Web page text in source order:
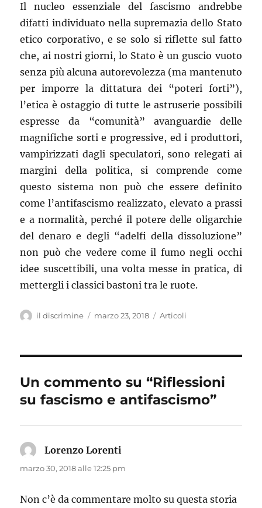
Il nucleo essenziale del fascismo andrebbe
difatti individuato nella supremazia dello Stato
etico corporativo, e se solo si riflette sul fatto
che, ai nostri giorni, lo Stato è un guscio vuoto
senza più alcuna autorevolezza (ma mantenuto
per imporre la dittatura dei “poteri forti”),
l’etica è ostaggio di tutte le astruserie possibili
espresse da “comunità” avanguardie delle
magnifiche sorti e progressive, ed i produttori,
vampirizzati dagli speculatori, sono relegati ai
margini della politica, si comprende come
questo sistema non può che essere definito
come l’antifascismo realizzato, elevato a prassi
e a normalità, perché il potere delle oligarchie
del denaro e degli “adelfi della dissoluzione”
non può che vedere come il fumo negli occhi
idee suscettibili, una volta messe in pratica, di
mettergli i classici bastoni tra le ruote.
Autore
il discrimine
Pubblicato
marzo 23, 2018 Categorie
Articoli
Un commento su “Riflessioni
su fascismo e antifascismo”
Lorenzo Lorenti
detto:
marzo 30, 2018 alle 12:25 pm
Non c’è da commentare molto su questa storia